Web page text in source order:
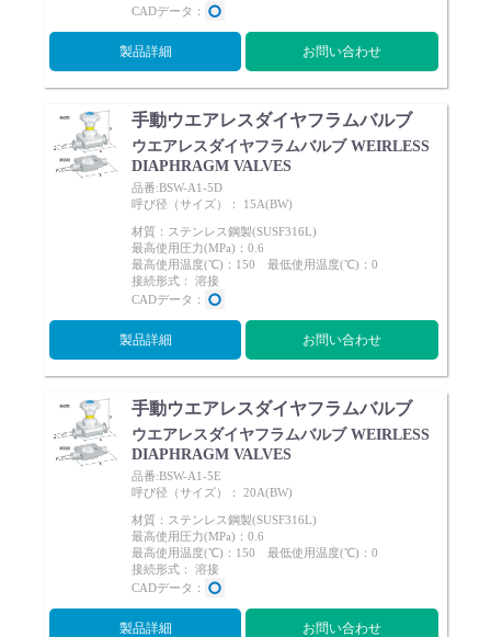
CADデータ：
製品詳細 お問い合わせ
手動ウエアレスダイヤフラムバルブ
ウエアレスダイヤフラムバルブ WEIRLESS
DIAPHRAGM VALVES
品番:BSW-A1-5D
呼び径（サイズ）： 15A(BW)
材質：ステンレス鋼製(SUSF316L)
最高使用圧力(MPa)：0.6
最高使用温度(℃)：150 最低使用温度(℃)：0
接続形式： 溶接
CADデータ：
製品詳細 お問い合わせ
手動ウエアレスダイヤフラムバルブ
ウエアレスダイヤフラムバルブ WEIRLESS
DIAPHRAGM VALVES
品番:BSW-A1-5E
呼び径（サイズ）： 20A(BW)
材質：ステンレス鋼製(SUSF316L)
最高使用圧力(MPa)：0.6
最高使用温度(℃)：150 最低使用温度(℃)：0
接続形式： 溶接
CADデータ：
製品詳細 お問い合わせ